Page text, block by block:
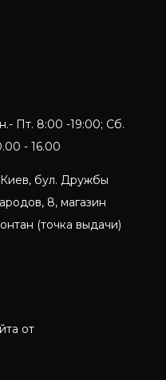
Пт. 8:00 -19:00; Сб.
- 16.00
Киев, бул. Дружбы
8, магазин
(точка выдачи)
от